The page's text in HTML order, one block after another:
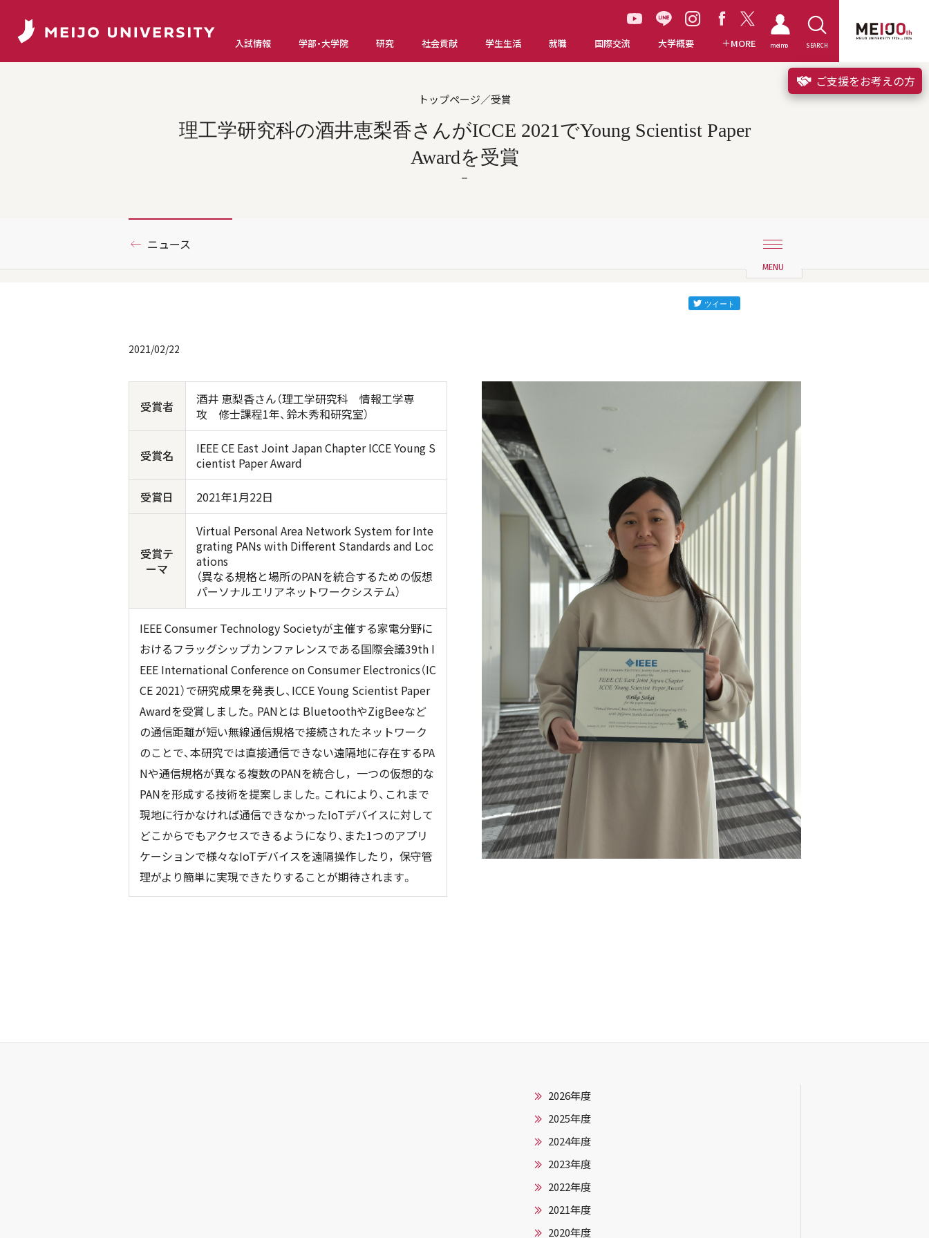
入試情報 学部・大学院 研究 社会貢献 学生生活 就職 国際交流 大学概要 MORE meimo SEARCH
ご支援をお考えの方
トップページ／受賞
理工学研究科の酒井恵梨香さんがICCE 2021でYoung Scientist Paper
Awardを受賞
ニュース
2021/02/22
受賞者
酒井 恵梨香さん（理工学研究科 情報工学専
攻 修士課程1年、鈴木秀和研究室）
受賞名
IEEE CE East Joint Japan Chapter ICCE Young S
cientist Paper Award
受賞日 2021年1月22日
受賞テ
ーマ
Virtual Personal Area Network System for Inte
grating PANs with Different Standards and Loc
ations
（異なる規格と場所のPANを統合するための仮想
パーソナルエリアネットワークシステム）
IEEE Consumer Technology Societyが主催する家電分野に
おけるフラッグシップカンファレンスである国際会議39th I
EEE International Conference on Consumer Electronics（IC
CE 2021）で研究成果を発表し、ICCE Young Scientist Paper
Awardを受賞しました。PANとは BluetoothやZigBeeなど
の通信距離が短い無線通信規格で接続されたネットワーク
のことで、本研究では直接通信できない遠隔地に存在するPA
Nや通信規格が異なる複数のPANを統合し，一つの仮想的な
PANを形成する技術を提案しました。これにより、これまで
現地に行かなければ通信できなかったIoTデバイスに対して
どこからでもアクセスできるようになり、また1つのアプリ
ケーションで様々なIoTデバイスを遠隔操作したり，保守管
理がより簡単に実現できたりすることが期待されます。
2026年度
2025年度
2024年度
2023年度
2022年度
2021年度
2020年度